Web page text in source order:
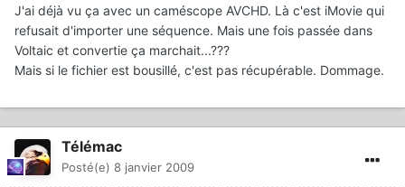
J'ai déjà vu ça avec un caméscope AVCHD. Là c'est iMovie qui
refusait d'importer une séquence. Mais une fois passée dans
Voltaic et convertie ça marchait...???
Mais si le fichier est bousillé, c'est pas récupérable. Dommage.
Télémac
Posté(e) 8 janvier 2009